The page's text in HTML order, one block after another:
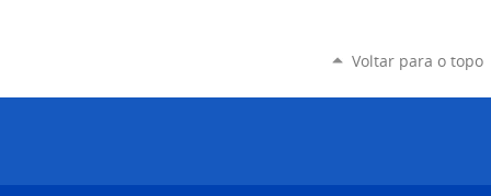
Voltar para o topo